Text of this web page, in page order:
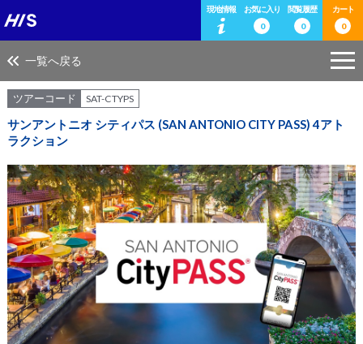
現地情報
お気に入り
0
閲覧履歴
0
カート
0
一覧へ戻る
ツアーコード SAT-CTYPS
サンアントニオ シティパス (SAN ANTONIO CITY PASS) 4アト
ラクション